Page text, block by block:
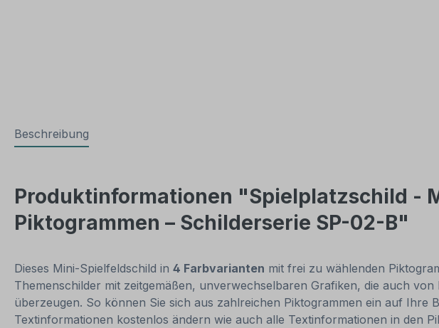
Beschreibung
Produktinformationen "Spielplatzschild -
Piktogrammen – Schilderserie SP-02-B"
Dieses Mini-Spielfeldschild in 4 Farbvarianten mit frei zu wählenden
Themenschilder mit zeitgemäßen, unverwechselbaren Grafiken, die auch
überzeugen. So können Sie sich aus zahlreichen Piktogrammen ein auf Ihre
Textinformationen kostenlos ändern wie auch alle Textinformationen in den